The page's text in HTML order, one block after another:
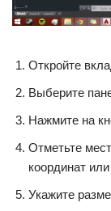
Откройте
Выберите
Нажмите на
Отметьте
координат
Укажите